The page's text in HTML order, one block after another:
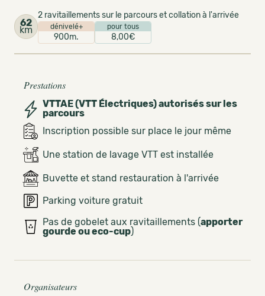
62
km
2 ravitaillements sur le parcours et collation à l'arrivée
dénivelé+
900m.
pour tous
8,00€
Prestations
VTTAE (VTT Électriques) autorisés sur les
parcours
Inscription possible sur place le jour même
Une station de lavage VTT est installée
Buvette et stand restauration à l'arrivée
Parking voiture gratuit
Pas de gobelet aux ravitaillements (apporter
gourde ou eco-cup)
Organisateurs